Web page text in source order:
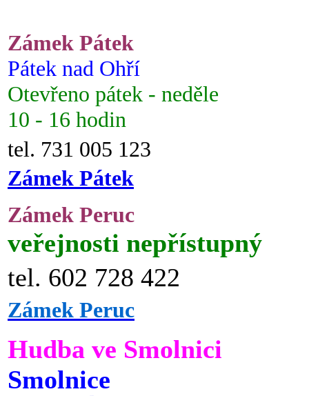
Zámek Pátek
Pátek nad Ohří
Otevřeno pátek - neděle
10 - 16 hodin
tel. 731 005 123
Zámek Pátek
Zámek Peruc
veřejnosti nepřístupný
tel. 602 728 422
Zámek Peruc
Hudba ve Smolnici
Smolnice